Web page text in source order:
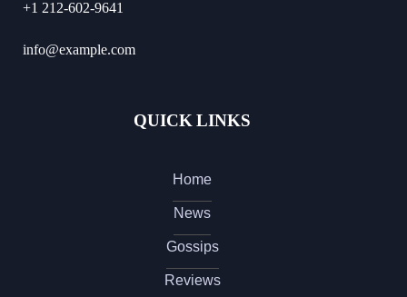
+1 212-602-9641
info@example.com
QUICK LINKS
Home
News
Gossips
Reviews